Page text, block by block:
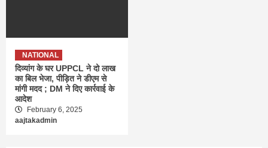
NATIONAL
दिव्यांग के घर UPPCL ने दो लाख
का बिल भेजा, पीड़ित ने डीएम से
मांगी मदद ; DM ने दिए कार्रवाई के
आदेश
February 6, 2025
aajtakadmin